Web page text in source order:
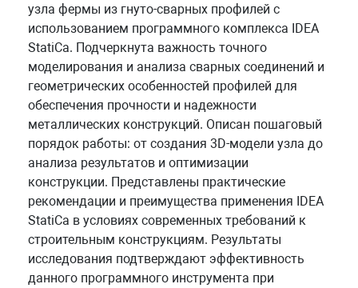
узла фермы из гнуто-сварных профилей с
использованием программного комплекса IDEA
StatiCa. Подчеркнута важность точного
моделирования и анализа сварных соединений и
геометрических особенностей профилей для
обеспечения прочности и надежности
металлических конструкций. Описан пошаговый
порядок работы: от создания 3D-модели узла до
анализа результатов и оптимизации
конструкции. Представлены практические
рекомендации и преимущества применения IDEA
StatiСa в условиях современных требований к
строительным конструкциям. Результаты
исследования подтверждают эффективность
данного программного инструмента при